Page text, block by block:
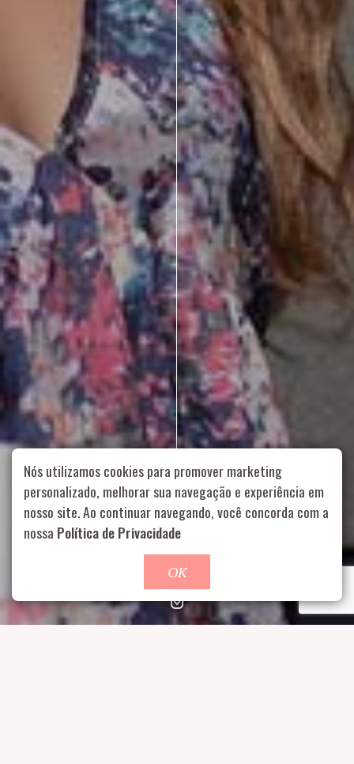
Rua Aurélia, 1714 – Vila Romana, São Paulo – SP | 55 11
99178-5848 | contato@nucleofood.com
Role para continar
Nós utilizamos cookies para promover marketing
personalizado, melhorar sua navegação e experiência em
nosso site. Ao continuar navegando, você concorda com a
nossa Política de Privacidade
OK